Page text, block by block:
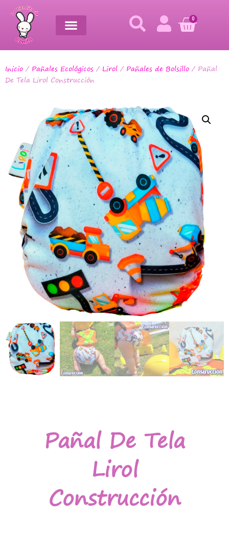
0
Inicio / Pañales Ecológicos / Lirol / Pañales de Bolsillo / Pañal
De Tela Lirol Construcción
Pañal De Tela
Lirol
Construcción